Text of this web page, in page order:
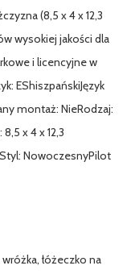
(8,5 x 4 x 12,3
wysokiej jakości dla
i licencyjne w
EShiszpańskiJęzyk
montaż: NieRodzaj:
x 4 x 12,3
NowoczesnyPilot
łóżeczko na